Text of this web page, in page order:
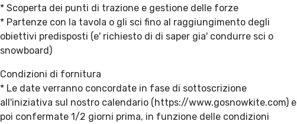
* Scoperta dei punti di trazione e gestione delle forze
* Partenze con la tavola o gli sci fino al raggiungimento degli
obiettivi predisposti (e' richiesto di di saper gia' condurre sci o
snowboard)
Condizioni di fornitura
* Le date verranno concordate in fase di sottoscrizione
all'iniziativa sul nostro calendario (https://www.gosnowkite.com) e
poi confermate 1/2 giorni prima, in funzione delle condizioni